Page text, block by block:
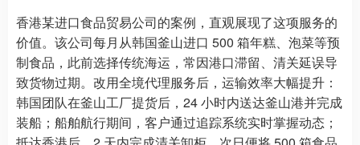
香港某进口食品贸易公司的案例，直观展现了这项服务的
价值。该公司每月从韩国釜山进口 500 箱年糕、泡菜等预
制食品，此前选择传统海运，常因港口滞留、清关延误导
致货物过期。改用全境代理服务后，运输效率大幅提升：
韩国团队在釜山工厂提货后，24 小时内送达釜山港并完成
装船；船舶航行期间，客户通过追踪系统实时掌握动态；